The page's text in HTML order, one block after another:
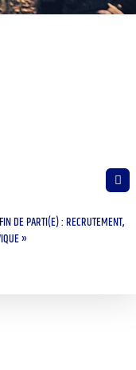
DE PARTI(E) : RECRUTEMENT,
»